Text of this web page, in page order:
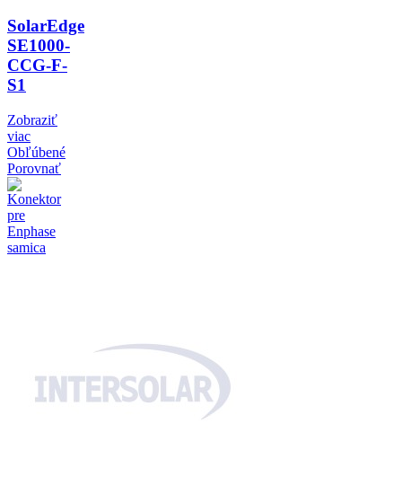
SolarEdge
SE1000-
CCG-F-
S1
Zobraziť
viac
Obľúbené
Porovnať